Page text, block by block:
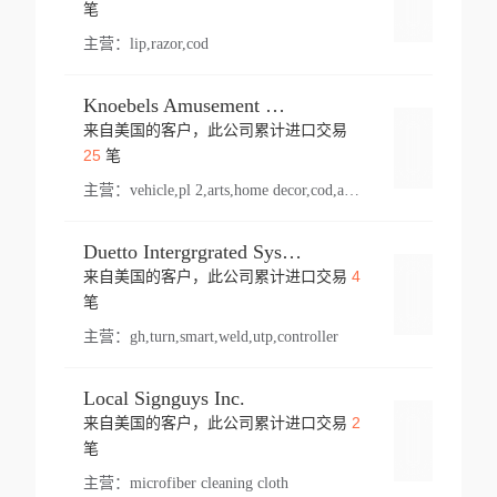
笔
主营： lip,razor,cod
Knoebels Amusement Resort
来自美国的客户，此公司累计进口交易
25笔
主营： vehicle,pl 2,arts,home decor,cod,amusement ride,sea
Duetto Intergrgrated Systems Inc.
来自美国的客户，此公司累计进口交易 4
笔
主营： gh,turn,smart,weld,utp,controller
Local Signguys Inc.
来自美国的客户，此公司累计进口交易 2
笔
主营： microfiber cleaning cloth